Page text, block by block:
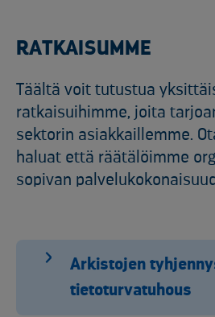
RATKAISUMME
Täältä voit tutustua
ratkaisuihimme, joita
sektorin asiakkaillemme.
haluat että räätälöimme
sopivan
Arkistojen
tietoturvatuhous